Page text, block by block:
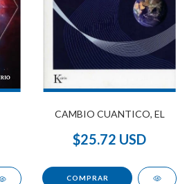
CAMBIO CUANTICO, EL
$25.72 USD